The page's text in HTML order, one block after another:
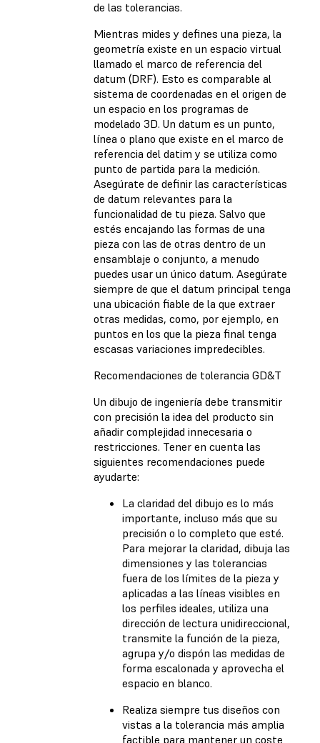
de las tolerancias.
Mientras mides y defines una pieza, la
geometría existe en un espacio virtual
llamado el marco de referencia del
datum (DRF). Esto es comparable al
sistema de coordenadas en el origen de
un espacio en los programas de
modelado 3D. Un datum es un punto,
línea o plano que existe en el marco de
referencia del datim y se utiliza como
punto de partida para la medición.
Asegúrate de definir las características
de datum relevantes para la
funcionalidad de tu pieza. Salvo que
estés encajando las formas de una
pieza con las de otras dentro de un
ensamblaje o conjunto, a menudo
puedes usar un único datum. Asegúrate
siempre de que el datum principal tenga
una ubicación fiable de la que extraer
otras medidas, como, por ejemplo, en
puntos en los que la pieza final tenga
escasas variaciones impredecibles.
Recomendaciones de tolerancia GD&T
Un dibujo de ingeniería debe transmitir
con precisión la idea del producto sin
añadir complejidad innecesaria o
restricciones. Tener en cuenta las
siguientes recomendaciones puede
ayudarte:
La claridad del dibujo es lo más
importante, incluso más que su
precisión o lo completo que esté.
Para mejorar la claridad, dibuja las
dimensiones y las tolerancias
fuera de los límites de la pieza y
aplicadas a las líneas visibles en
los perfiles ideales, utiliza una
dirección de lectura unidireccional,
transmite la función de la pieza,
agrupa y/o dispón las medidas de
forma escalonada y aprovecha el
espacio en blanco.
Realiza siempre tus diseños con
vistas a la tolerancia más amplia
factible para mantener un coste